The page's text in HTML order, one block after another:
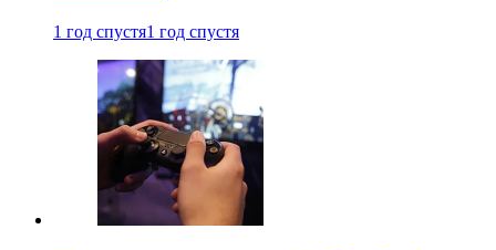
1 год спустя1 год спустя